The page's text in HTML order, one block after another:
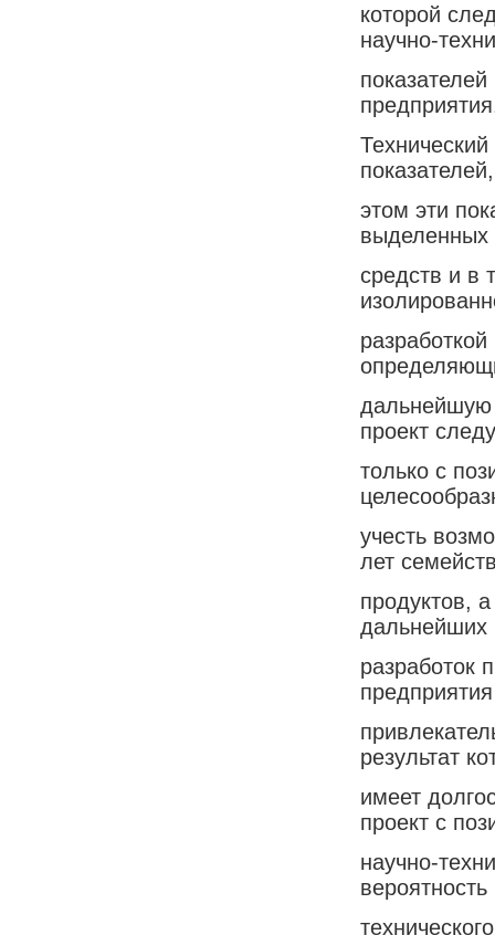
которой
научно-
этом эти
выделенных
средств и в
дальнейшую
проект
только с
учесть
лет
продуктов,
дальнейших
разработок
результат
имеет
проект с
научно-
вероятность